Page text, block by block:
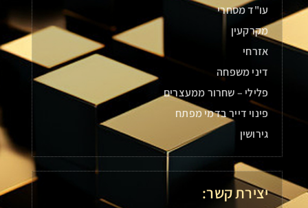
עו"ד מסחרי
מקרקעין
אזרחי
דיני משפחה
פלילי – שחרור ממעצרים
פינוי דייר בדמי מפתח
גירושין
יצירת קשר: